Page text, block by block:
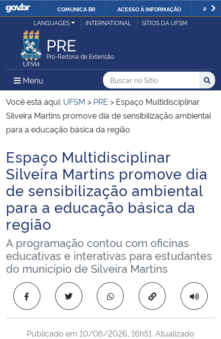
IR
COMUNICA BR ACESSO À INFORMAÇÃO
Ministério da Justiça e Segurança Pública
Ministério da Defesa
Ministério das Relações Exteriores
Ministério da Economia
Ministério da Infraestrutura
Ministério da Agricultura, Pecuária e Abastecimento
Ministério da Educação
Ministério da Cidadania
Ministério da Saúde
Ministério de Minas e Energia
Ministério da Ciência, Tecnologia, Inovações e Comunicações
Ministério do Meio Ambiente
LANGUAGES INTERNATIONAL SÍTIOS DA UFSM
PRE
Pró-Reitoria de Extensão
Menu Menu Principal do Sítio
Busca
Buscar no no Sítio
Busca:
Você está aqui: UFSM > PRE > Espaço Multidisciplinar
Silveira Martins promove dia de sensibilização ambiental
para a educação básica da região
Início do conteúdo
Espaço Multidisciplinar
Silveira Martins promove dia
de sensibilização ambiental
para a educação básica da
região
A programação contou com oficinas
educativas e interativas para estudantes
do município de Silveira Martins
Copiar para área
Publicado em 10/06/2026, 16h51. Atualizado